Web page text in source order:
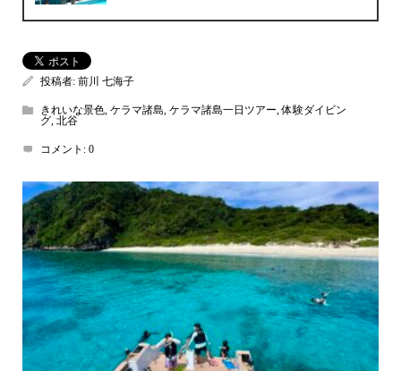
投稿者: 前川 七海子
きれいな景色, ケラマ諸島, ケラマ諸島一日ツアー,体験ダイビン
グ, 北谷
コメント: 0